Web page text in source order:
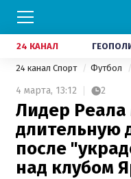
24 КАНАЛ
24 канал Спорт Футбол
4 марта, 13:12 2
Лидер
длительную
после
над клубом